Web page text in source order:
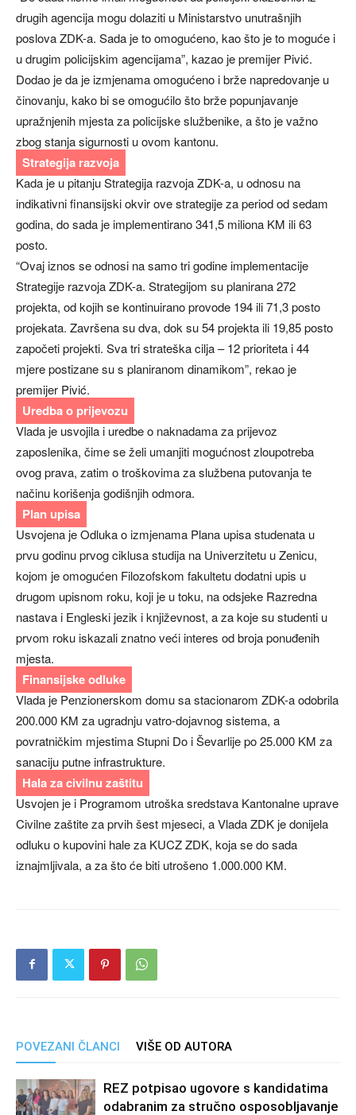
drugih agencija mogu dolaziti u Ministarstvo unutrašnjih
poslova ZDK-a. Sada je to omogućeno, kao što je to moguće i
u drugim policijskim agencijama”, kazao je premijer Pivić.
Dodao je da je izmjenama omogućeno i brže napredovanje u
činovanju, kako bi se omogućilo što brže popunjavanje
upražnjenih mjesta za policijske službenike, a što je važno
zbog stanja sigurnosti u ovom kantonu.
Strategija razvoja
Kada je u pitanju Strategija razvoja ZDK-a, u odnosu na
indikativni finansijski okvir ove strategije za period od sedam
godina, do sada je implementirano 341,5 miliona KM ili 63
posto.
“Ovaj iznos se odnosi na samo tri godine implementacije
Strategije razvoja ZDK-a. Strategijom su planirana 272
projekta, od kojih se kontinuirano provode 194 ili 71,3 posto
projekata. Završena su dva, dok su 54 projekta ili 19,85 posto
započeti projekti. Sva tri strateška cilja – 12 prioriteta i 44
mjere postizane su s planiranom dinamikom”, rekao je
premijer Pivić.
Uredba o prijevozu
Vlada je usvojila i uredbe o naknadama za prijevoz
zaposlenika, čime se želi umanjiti mogućnost zloupotreba
ovog prava, zatim o troškovima za službena putovanja te
načinu korišenja godišnjih odmora.
Plan upisa
Usvojena je Odluka o izmjenama Plana upisa studenata u
prvu godinu prvog ciklusa studija na Univerzitetu u Zenicu,
kojom je omogućen Filozofskom fakultetu dodatni upis u
drugom upisnom roku, koji je u toku, na odsjeke Razredna
nastava i Engleski jezik i književnost, a za koje su studenti u
prvom roku iskazali znatno veći interes od broja ponuđenih
mjesta.
Finansijske odluke
Vlada je Penzionerskom domu sa stacionarom ZDK-a odobrila
200.000 KM za ugradnju vatro-dojavnog sistema, a
povratničkim mjestima Stupni Do i Ševarlije po 25.000 KM za
sanaciju putne infrastrukture.
Hala za civilnu zaštitu
Usvojen je i Programom utroška sredstava Kantonalne uprave
Civilne zaštite za prvih šest mjeseci, a Vlada ZDK je donijela
odluku o kupovini hale za KUCZ ZDK, koja se do sada
iznajmljivala, a za što će biti utrošeno 1.000.000 KM.
POVEZANI ČLANCI VIŠE OD AUTORA
REZ potpisao ugovore s kandidatima
odabranim za stručno osposobljavanje